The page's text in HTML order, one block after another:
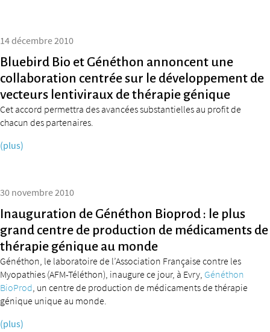
14 décembre 2010
Bluebird Bio et Généthon annoncent une
collaboration centrée sur le développement de
vecteurs lentiviraux de thérapie génique
Cet accord permettra des avancées substantielles au profit de
chacun des partenaires.
(plus)
30 novembre 2010
Inauguration de Généthon Bioprod : le plus
grand centre de production de médicaments de
thérapie génique au monde
Généthon, le laboratoire de l’Association Française contre les
Myopathies (AFM-Téléthon), inaugure ce jour, à Evry, Généthon
BioProd , un centre de production de médicaments de thérapie
génique unique au monde.
(plus)